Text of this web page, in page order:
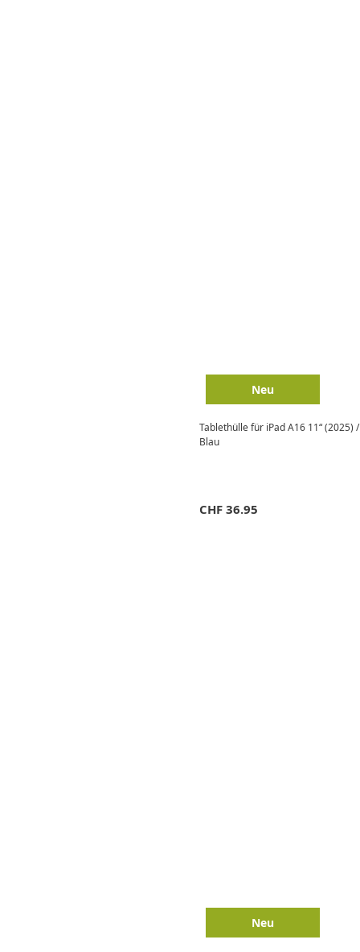
Neu
Tablethülle für iPad A16 11“
Blau
CHF 36.95
Neu